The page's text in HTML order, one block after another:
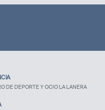
DE DEPORTE Y OCIO LA LANERA